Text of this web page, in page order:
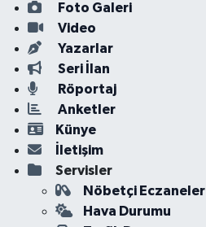
Foto Galeri
Video
Yazarlar
Seri İlan
Röportaj
Anketler
Künye
İletişim
Servisler
Nöbetçi Eczaneler
Hava Durumu